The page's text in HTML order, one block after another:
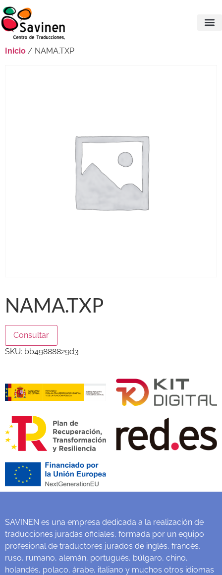
Inicio / NAMA.TXP
NAMA.TXP
Consultar
SKU: bb49888829d3
SAVINEN es una empresa dedicada a la realización de
traducciones juradas oficiales, formada por un equipo
profesional de traductores jurados de inglés, francés,
ruso, rumano, alemán, portugués, búlgaro, chino,
holandés, polaco, árabe, italiano y muchos otros idiomas